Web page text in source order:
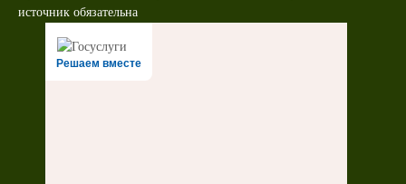
источник обязательна
Решаем вместе